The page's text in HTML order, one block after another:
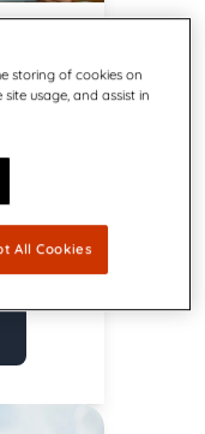
storing of cookies on
usage, and assist in
All Cookies